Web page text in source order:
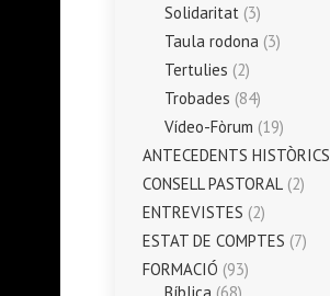
Solidaritat (3)
Taula rodona (3)
Tertulies (2)
Trobades (84)
Vídeo-Fòrum (19)
ANTECEDENTS HISTÒRICS
CONSELL PASTORAL (2)
ENTREVISTES (2)
ESTAT DE COMPTES (7)
FORMACIÓ (93)
Bíblica (68)